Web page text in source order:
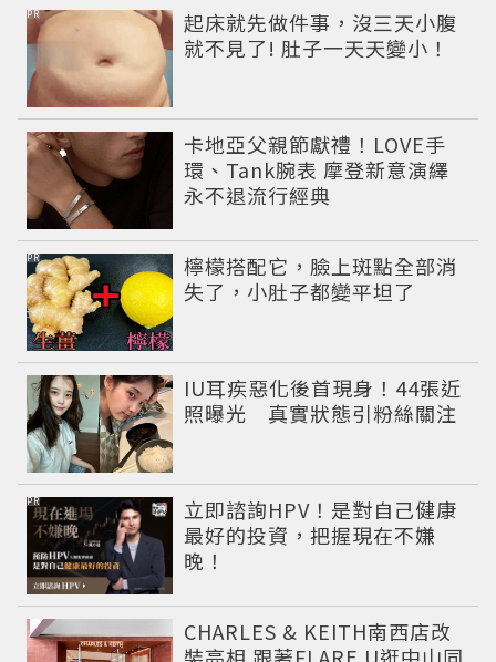
起床就先做件事，沒三天小腹
就不見了! 肚子一天天變小！
PR
卡地亞父親節獻禮！LOVE手
環、Tank腕表 摩登新意演繹
永不退流行經典
檸檬搭配它，臉上斑點全部消
失了，小肚子都變平坦了
PR
IU耳疾惡化後首現身！44張近
照曝光 真實狀態引粉絲關注
立即諮詢HPV！是對自己健康
最好的投資，把握現在不嫌
晚！
PR
CHARLES & KEITH南西店改